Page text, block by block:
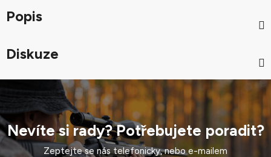
Popis
Diskuze
Nevíte si rady? Potřebujete poradit?
Zeptejte se nás telefonicky, nebo e-mailem